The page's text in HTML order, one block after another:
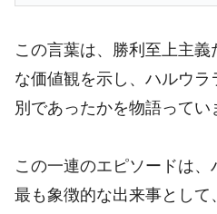
この言葉は、勝利至上主
な価値観を示し、ハルウ
別であったかを物語ってい
この一連のエピソードは
最も象徴的な出来事として